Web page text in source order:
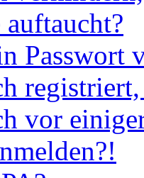
Passwort
vor